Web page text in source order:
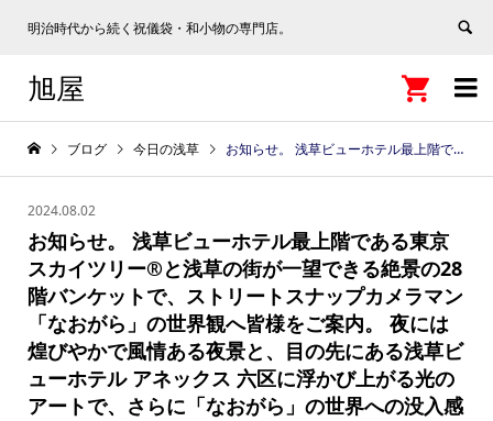
明治時代から続く祝儀袋・和小物の専門店。

旭屋 
ブログ 今日の浅草 お知らせ。 浅草ビューホテル最上階である東京スカイツリー®と浅草の街が一望できる絶景の28階バンケットで、ストリートスナップカメラマン「なおがら」の世界観へ皆様をご案内。 夜には煌びやかで風情ある夜景と、目の先にある浅草ビューホテル アネックス 六区に浮かび上がる光のアートで、さらに「なおがら」の世界への没入感を高めます。
2024.08.02
お知らせ。 浅草ビューホテル最上階である東京
スカイツリー®と浅草の街が一望できる絶景の28
階バンケットで、ストリートスナップカメラマン
「なおがら」の世界観へ皆様をご案内。 夜には
煌びやかで風情ある夜景と、目の先にある浅草ビ
ューホテル アネックス 六区に浮かび上がる光の
アートで、さらに「なおがら」の世界への没入感